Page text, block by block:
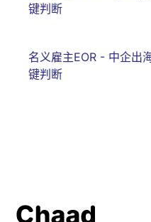
键判断
名义雇主EOR - 中企出
键判断